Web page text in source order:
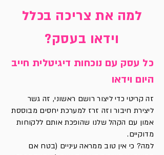
למה את צריכה בכלל
וידאו בעסק?
כל עסק עם נוכחות דיגיטלית חייב
היום וידאו
זה קריטי כדי ליצור רושם ראשוני, זה גשר
ליצירת חיבור וזה זרז למערכת יחסים מבוססת
אמון עם הקהל שלנו שהופכת אותם ללקוחות
מדוקיים.
למה? כי אין טוב ממראה עיניים (בטח אם